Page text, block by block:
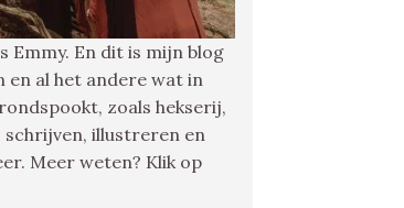
Emmy. En dit is mijn blog
en al het andere wat in
zoals hekserij,
schrijven, illustreren en
Meer weten? Klik op